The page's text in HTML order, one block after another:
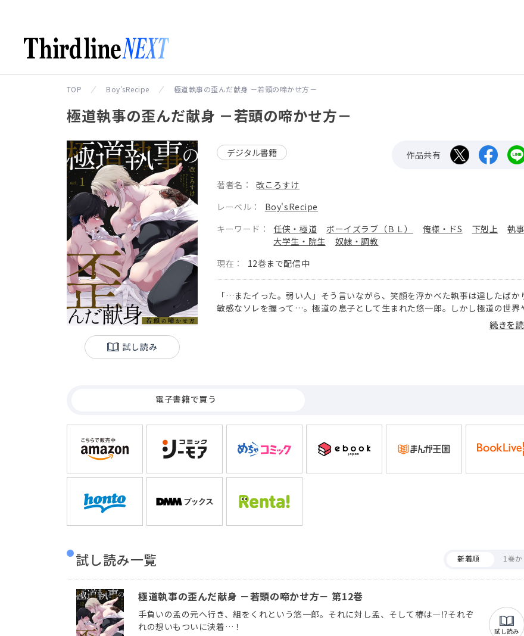
TOP Boy'sRecipe 極道執事の歪んだ献身 －若頭の啼かせ方－
極道執事の歪んだ献身 －若頭の啼かせ方－
試し読み
デジタル書籍 作品共有
著者名：
改ころすけ
レーベル：
Boy'sRecipe
キーワード：
任侠・極道 ボーイズラブ（ＢＬ） 俺様・ドS 下剋上
執事
大学生・院生
奴隷・調教
現在：
12巻まで配信中
「…またイった。弱い人」そう言いながら、笑顔を浮かべた執事は達したばか
敏感なソレを握って…。極道の息子として生まれた悠一郎。しかし極道の世界
長である父親を良く思わず、自分の定められた道に抗って“普通の大学生”でい
とを望んでいた。そんな悠一郎につくのは執事の椿。なぜ極道の家にいるのか
続きを
電子書籍で買う
試し読み一覧 新着順 1巻か
極道執事の歪んだ献身 －若頭の啼かせ方－ 第12巻
手負いの孟の元へ行き、組をくれという悠一郎。それに対し孟、そして椿は―⁉それぞ
れの想いもついに決着…！
試し読み